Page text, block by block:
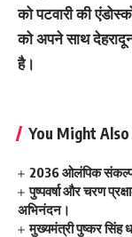
को पटवारी की
को अपने साथ
है।
You Might
2036 ओलंपिक संकल्प
पुष्पवर्षा और चरण
अभिनंदन।
मुख्यमंत्री पुष्कर सिंह